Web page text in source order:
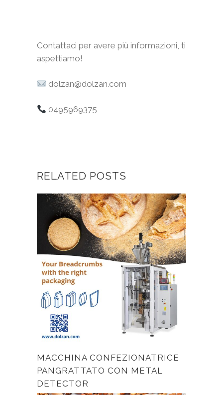
Contattaci per avere più informazioni, ti
aspettiamo!
dolzan@dolzan.com
0495969375
RELATED POSTS
MACCHINA CONFEZIONATRICE
PANGRATTATO CON METAL
DETECTOR